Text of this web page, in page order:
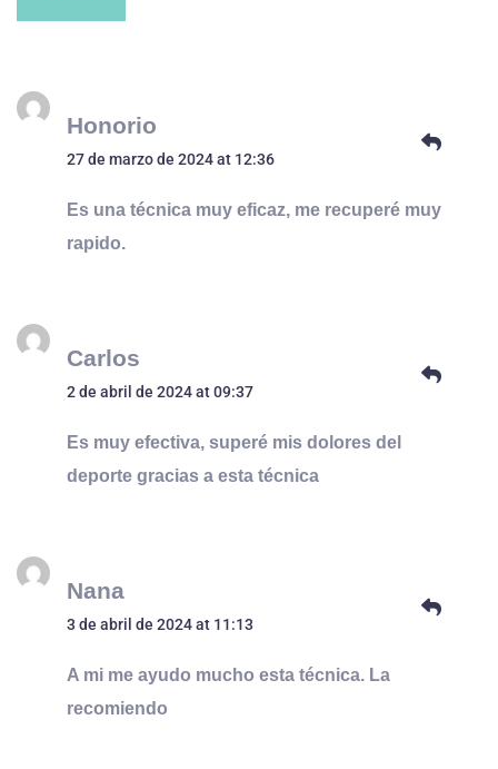
Honorio
27 de marzo de 2024 at 12:36
Es una técnica muy eficaz, me recuperé muy
rapido.
Carlos
2 de abril de 2024 at 09:37
Es muy efectiva, superé mis dolores del
deporte gracias a esta técnica
Nana
3 de abril de 2024 at 11:13
A mi me ayudo mucho esta técnica. La
recomiendo